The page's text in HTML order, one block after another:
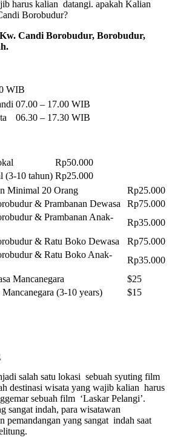
harus kalian datangi. apakah Kalian
Borobudur?
Candi Borobudur, Borobudur,
WIB
07.00 – 17.00 WIB
06.30 – 17.30 WIB
Rp50.000
(3-10 tahun) Rp25.000
Minimal 20 Orang
Rp25.000
& Prambanan Dewasa
Rp75.000
& Prambanan Anak-
Rp35.000
& Ratu Boko Dewasa
Rp75.000
& Ratu Boko Anak-
Rp35.000
Mancanegara
$25
(3-10 years)
$15
salah satu lokasi sebuah syuting film
destinasi wisata yang wajib kalian harus
sebuah film ‘Laskar Pelangi’.
sangat indah, para wisatawan
pemandangan yang sangat indah saat